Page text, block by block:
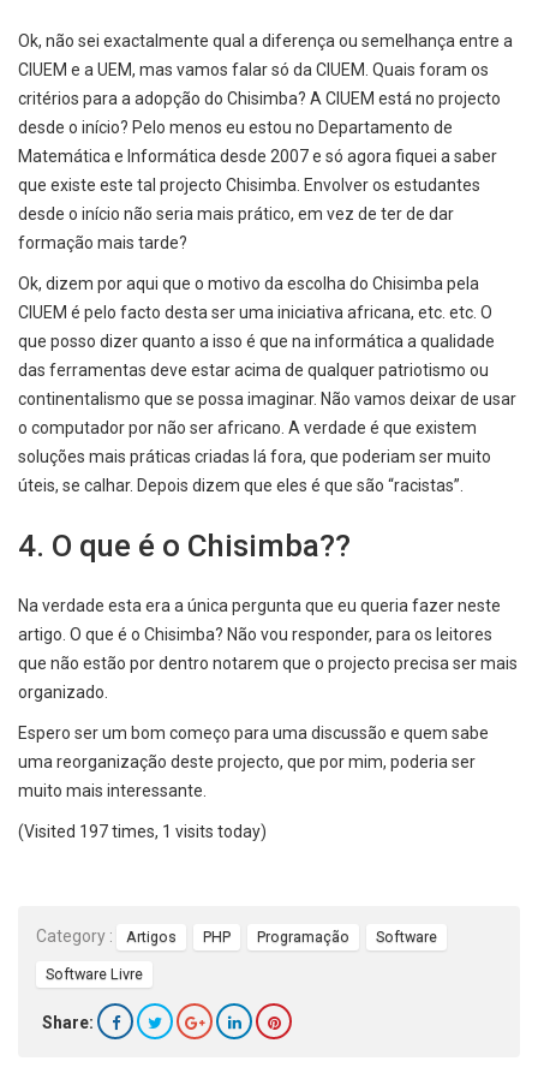
Ok, não sei exactalmente qual a diferença ou semelhança entre a
CIUEM e a UEM, mas vamos falar só da CIUEM. Quais foram os
critérios para a adopção do Chisimba? A CIUEM está no projecto
desde o início? Pelo menos eu estou no Departamento de
Matemática e Informática desde 2007 e só agora fiquei a saber
que existe este tal projecto Chisimba. Envolver os estudantes
desde o início não seria mais prático, em vez de ter de dar
formação mais tarde?
Ok, dizem por aqui que o motivo da escolha do Chisimba pela
CIUEM é pelo facto desta ser uma iniciativa africana, etc. etc. O
que posso dizer quanto a isso é que na informática a qualidade
das ferramentas deve estar acima de qualquer patriotismo ou
continentalismo que se possa imaginar. Não vamos deixar de usar
o computador por não ser africano. A verdade é que existem
soluções mais práticas criadas lá fora, que poderiam ser muito
úteis, se calhar. Depois dizem que eles é que são “racistas”.
4. O que é o Chisimba??
Na verdade esta era a única pergunta que eu queria fazer neste
artigo. O que é o Chisimba? Não vou responder, para os leitores
que não estão por dentro notarem que o projecto precisa ser mais
organizado.
Espero ser um bom começo para uma discussão e quem sabe
uma reorganização deste projecto, que por mim, poderia ser
muito mais interessante.
(Visited 197 times, 1 visits today)
Category : Artigos PHP Programação Software
Software Livre
Share: